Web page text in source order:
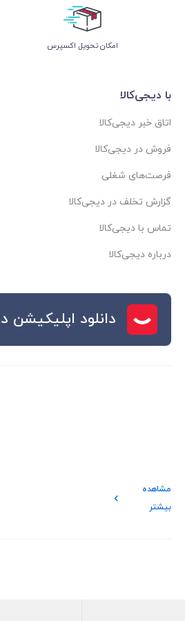
اﻣﮑﺎن ﺗﺤﻮﯾﻞ اﮐﺴﭙﺮس
با دیجی‌کالا
اتاق خبر دیجی‌کالا
فروش در دیجی‌کالا
فرصت‌های شغلی
گزارش تخلف در دیجی‌کالا
تماس با دیجی‌کالا
درباره دیجی‌کالا
دانلود اپلیکیشن
مشاهده
بیشتر